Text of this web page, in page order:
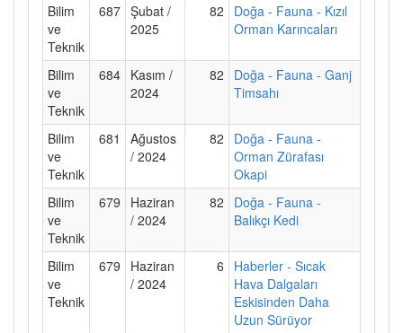
Bilim
ve
Teknik
687 Şubat /
2025
82
Doğa - Fauna - Kızıl
Orman Karıncaları
Bilim
ve
Teknik
684 Kasım /
2024
82
Doğa - Fauna - Ganj
Timsahı
Bilim
ve
Teknik
681
Ağustos
/ 2024
82
Doğa - Fauna -
Orman Zürafası
Okapi
Bilim
ve
Teknik
679
Haziran
/ 2024
82
Doğa - Fauna -
Balıkçı Kedi
Bilim
ve
Teknik
679
Haziran
/ 2024
6
Haberler - Sıcak
Hava Dalgaları
Eskisinden Daha
Uzun Sürüyor